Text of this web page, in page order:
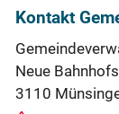
Kontakt
Neue
3110